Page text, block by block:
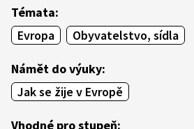
Témata:
Evropa
Obyvatelstvo, sídla
Námět do výuky:
Jak se žije v Evropě
Vhodné pro stupeň: